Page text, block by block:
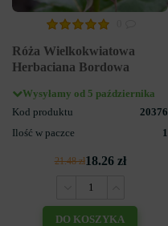
Róża Wielkokwiatowa
Herbaciana Bordowa
Wysyłamy od 5 października
Kod produktu
20376
Ilość w paczce
1
21.48 zł18.26 zł
DO KOSZYKA